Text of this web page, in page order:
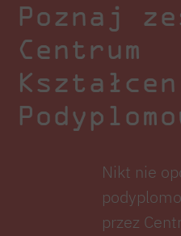
Poznaj
Centrum
Nikt nie
przez